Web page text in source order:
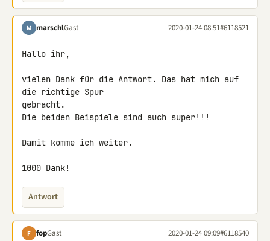
M marschlGast 2020-01-24 08:51#6118521
Hallo ihr,
vielen Dank für die Antwort. Das hat mich auf
die richtige Spur
gebracht.
Die beiden Beispiele sind auch super!!!
Damit komme ich weiter.
1000 Dank!
Antwort
F fopGast 2020-01-24 09:09#6118540